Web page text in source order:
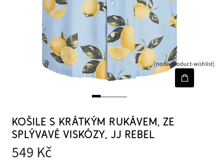
[node-product-wishlist]
KOŠILE S KRÁTKÝM RUKÁVEM, ZE
SPLÝVAVÉ VISKÓZY, JJ REBEL
549 Kč